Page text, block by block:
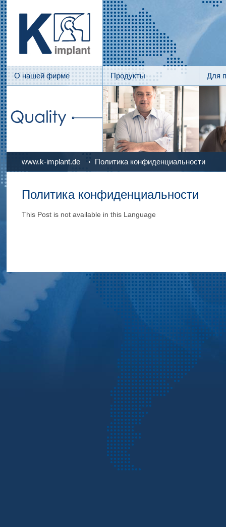
О нашей фирме Продукты Для
www.k-implant.de Политика конфиденциальности
Политика конфиденциальности
This Post is not available in this Language